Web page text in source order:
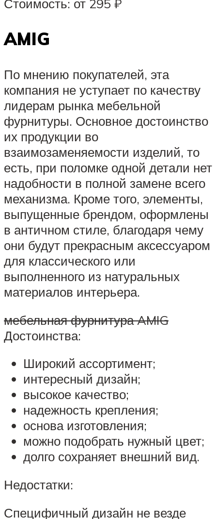
Стоимость: от 295 ₽
AMIG
По мнению покупателей, эта
компания не уступает по качеству
лидерам рынка мебельной
фурнитуры. Основное достоинство
их продукции во
взаимозаменяемости изделий, то
есть, при поломке одной детали нет
надобности в полной замене всего
механизма. Кроме того, элементы,
выпущенные брендом, оформлены
в античном стиле, благодаря чему
они будут прекрасным аксессуаром
для классического или
выполненного из натуральных
материалов интерьера.
мебельная фурнитура AMIG
Достоинства:
Широкий ассортимент;
интересный дизайн;
высокое качество;
надежность крепления;
основа изготовления;
можно подобрать нужный цвет;
долго сохраняет внешний вид.
Недостатки:
Специфичный дизайн не везде